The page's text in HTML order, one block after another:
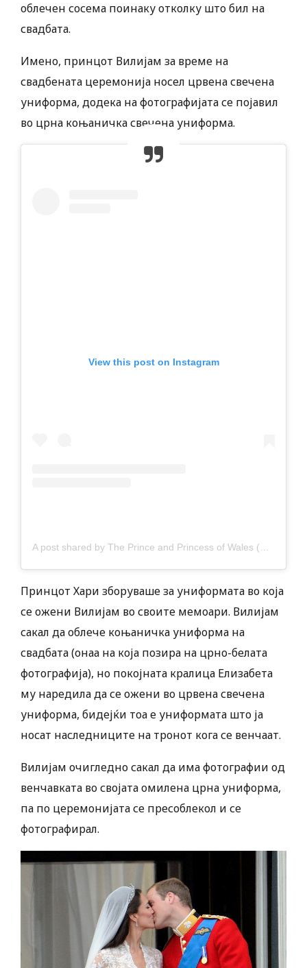
облечен сосема поинаку отколку што бил на
свадбата.
Имено, принцот Вилијам за време на
свадбената церемонија носел црвена свечена
униформа, додека на фотографијата се појавил
во црна коњаничка свечена униформа.
View this post on Instagram
Принцот Хари зборуваше за униформата во која
се ожени Вилијам во своите мемоари. Вилијам
сакал да облече коњаничка униформа на
свадбата (онаа на која позира на црно-белата
фотографија), но покојната кралица Елизабета
му наредила да се ожени во црвена свечена
униформа, бидејќи тоа е униформата што ја
носат наследниците на тронот кога се венчаат.
Вилијам очигледно сакал да има фотографии од
венчавката во својата омилена црна униформа,
па по церемонијата се пресоблекол и се
фотографирал.